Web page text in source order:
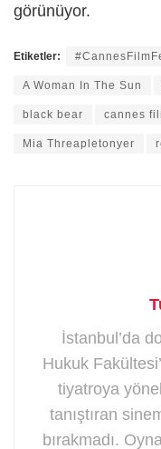
görünüyor.
Etiketler:
A Woman In The Sun
black bear cannes
Mia Threapletonyer
İstanbul’da
Hukuk
tiyatroya
tanıştıran
bırakmadı.